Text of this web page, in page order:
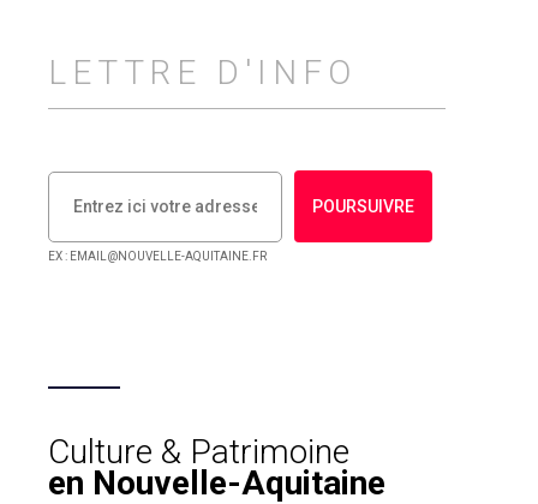
LETTRE D'INFO
POURSUIVRE
EX : EMAIL@NOUVELLE-AQUITAINE.FR
Culture & Patrimoine
en Nouvelle-Aquitaine